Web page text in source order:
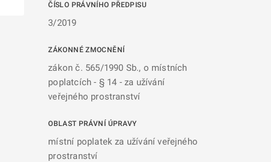
ČÍSLO PRÁVNÍHO PŘEDPISU
3/2019
ZÁKONNÉ ZMOCNĚNÍ
zákon č. 565/1990 Sb., o místních
poplatcích - § 14 - za užívání
veřejného prostranství
OBLAST PRÁVNÍ ÚPRAVY
místní poplatek za užívání veřejného
prostranství